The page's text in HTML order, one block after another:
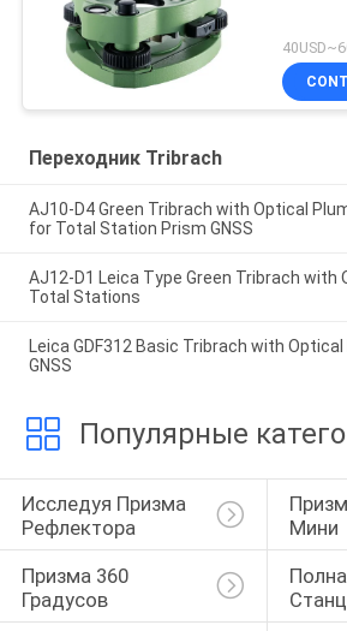
Переходник Tribrach
AJ10-D4 Green Tribrach with Optical
for Total Station Prism GNSS
AJ12-D1 Leica Type Green Tribrach
Total Stations
Leica GDF312 Basic Tribrach with
GNSS
Популярные
Исследуя Призма
Рефлектора
Мини
Призма 360
Градусов